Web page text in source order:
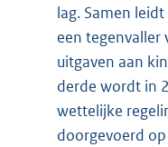
lag. Samen
een tegenvaller
uitgaven aan
derde wordt in
wettelijke
doorgevoerd